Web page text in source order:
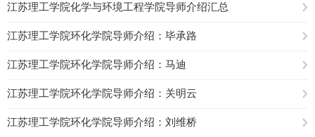
江苏理工学院化学与环境工程学院导师介绍汇总
江苏理工学院环化学院导师介绍：毕承路
江苏理工学院环化学院导师介绍：马迪
江苏理工学院环化学院导师介绍：关明云
江苏理工学院环化学院导师介绍：刘维桥